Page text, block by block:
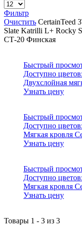
Фильтр
Очистить CertainTeed
Slate Katrilli L+ Rocky
СТ-20 Финская
Быстрый
Доступно цветов:
Двухслойная
Узнать цену
Быстрый
Доступно цветов:
Мягкая кровля
Узнать цену
Быстрый
Доступно цветов:
Мягкая кровля
Узнать цену
Товары 1 - 3 из 3